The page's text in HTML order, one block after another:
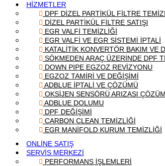
HİZMETLER
DPF DİZEL PARTİKÜL FİLTRE
DİZEL PARTİKÜL FİLTRE SATIŞI
EGR VALFİ TEMİZLİĞİ
EGR VALFİ VE EGR SİSTEMİ İPTALİ
KATALİTİK KONVERTÖR BAKIM VE
SÖKMEDEN ARAÇ ÜZERİNDE DPF
DOWN PIPE EGZOZ REVİZYONU
EGZOZ TAMİRİ VE DEĞİŞİMİ
ADBLUE İPTALİ VE ÇÖZÜMÜ
OKSİJEN SENSÖRÜ ARIZASI
ADBLUE DOLUMU
DPF DEĞİŞİMİ
CARBON CLEAN TEMİZLİĞİ
EGR MANİFOLD KURUM TEMİZLİĞİ
ONLİNE SATIŞ
SERVİS MERKEZİ
PERFORMANS İŞLEMLERİ